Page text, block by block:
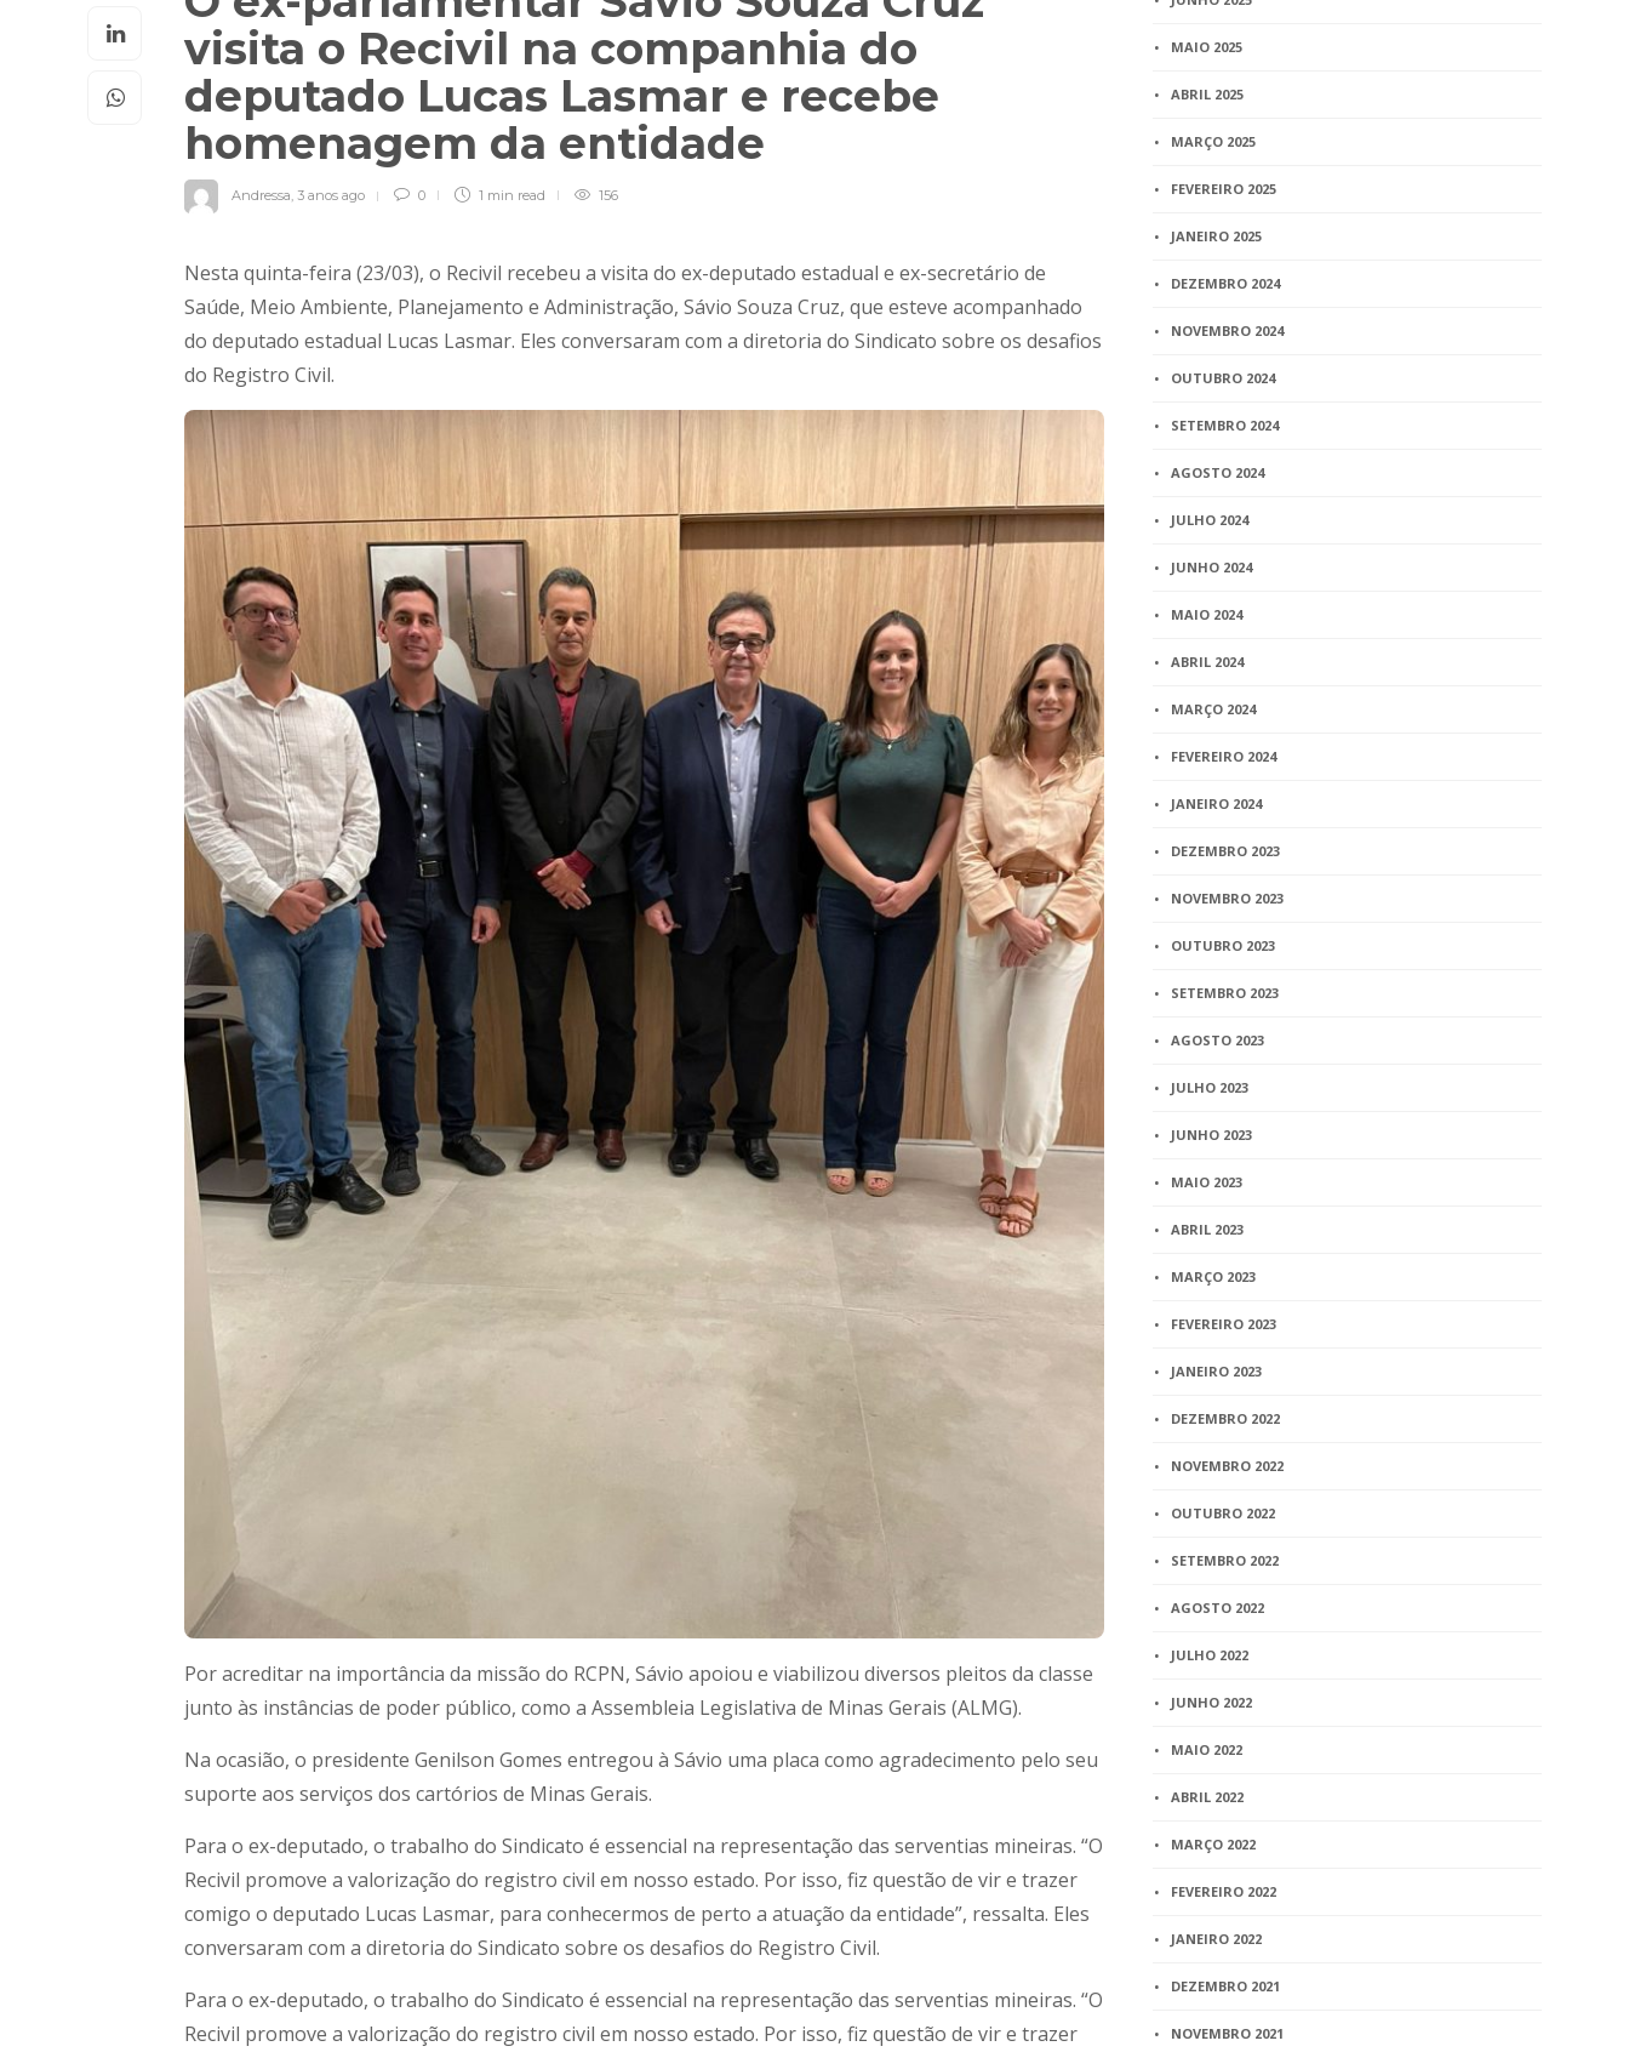
visita o Recivil na companhia do
deputado Lucas Lasmar e recebe
homenagem da entidade
Andressa, 3 anos ago 0 1 min read 156
Nesta quinta-feira (23/03), o Recivil recebeu a visita do ex-deputado estadual e ex-secretário de
Saúde, Meio Ambiente, Planejamento e Administração, Sávio Souza Cruz, que esteve acompanhado
do deputado estadual Lucas Lasmar. Eles conversaram com a diretoria do Sindicato sobre os desafios
do Registro Civil.
Por acreditar na importância da missão do RCPN, Sávio apoiou e viabilizou diversos pleitos da classe
junto às instâncias de poder público, como a Assembleia Legislativa de Minas Gerais (ALMG).
Na ocasião, o presidente Genilson Gomes entregou à Sávio uma placa como agradecimento pelo seu
suporte aos serviços dos cartórios de Minas Gerais.
Para o ex-deputado, o trabalho do Sindicato é essencial na representação das serventias mineiras. “O
Recivil promove a valorização do registro civil em nosso estado. Por isso, fiz questão de vir e trazer
comigo o deputado Lucas Lasmar, para conhecermos de perto a atuação da entidade”, ressalta. Eles
conversaram com a diretoria do Sindicato sobre os desafios do Registro Civil.
Para o ex-deputado, o trabalho do Sindicato é essencial na representação das serventias mineiras. “O
Recivil promove a valorização do registro civil em nosso estado. Por isso, fiz questão de vir e trazer
MAIO 2025
ABRIL 2025
MARÇO 2025
FEVEREIRO 2025
JANEIRO 2025
DEZEMBRO 2024
NOVEMBRO 2024
OUTUBRO 2024
SETEMBRO 2024
AGOSTO 2024
JULHO 2024
JUNHO 2024
MAIO 2024
ABRIL 2024
MARÇO 2024
FEVEREIRO 2024
JANEIRO 2024
DEZEMBRO 2023
NOVEMBRO 2023
OUTUBRO 2023
SETEMBRO 2023
AGOSTO 2023
JULHO 2023
JUNHO 2023
MAIO 2023
ABRIL 2023
MARÇO 2023
FEVEREIRO 2023
JANEIRO 2023
DEZEMBRO 2022
NOVEMBRO 2022
OUTUBRO 2022
SETEMBRO 2022
AGOSTO 2022
JULHO 2022
JUNHO 2022
MAIO 2022
ABRIL 2022
MARÇO 2022
FEVEREIRO 2022
JANEIRO 2022
DEZEMBRO 2021
NOVEMBRO 2021